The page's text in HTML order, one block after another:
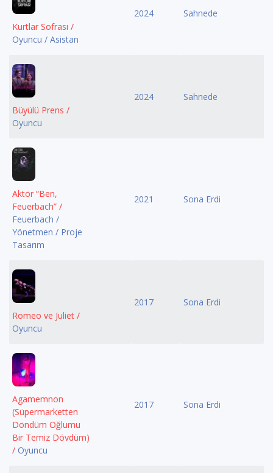
Kurtlar Sofrası /
Oyuncu / Asistan
2024 Sahnede
Büyülü Prens /
Oyuncu
2024 Sahnede
Aktör “Ben,
Feuerbach” /
Feuerbach /
Yönetmen / Proje
Tasarım
2021 Sona Erdi
Romeo ve Juliet /
Oyuncu
2017 Sona Erdi
Agamemnon
(Süpermarketten
Döndüm Oğlumu
Bir Temiz Dövdüm)
/ Oyuncu
2017 Sona Erdi